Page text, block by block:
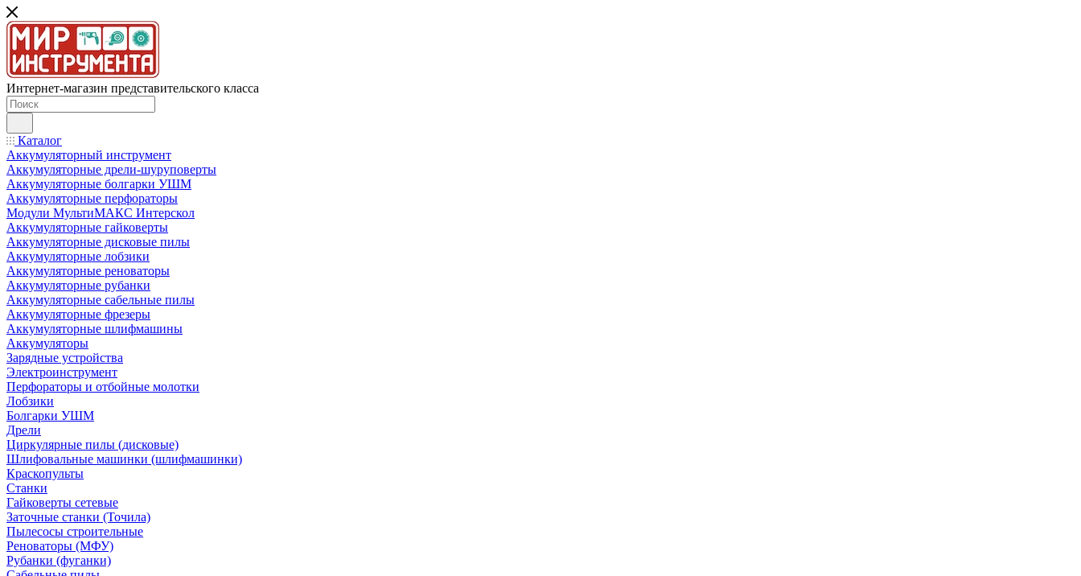
Интернет-магазин представительского класса
Каталог
Аккумуляторный инструмент
Аккумуляторные дрели-шуруповерты
Аккумуляторные болгарки УШМ
Аккумуляторные перфораторы
Модули МультиМАКС Интерскол
Аккумуляторные гайковерты
Аккумуляторные дисковые пилы
Аккумуляторные лобзики
Аккумуляторные реноваторы
Аккумуляторные рубанки
Аккумуляторные сабельные пилы
Аккумуляторные фрезеры
Аккумуляторные шлифмашины
Аккумуляторы
Зарядные устройства
Электроинструмент
Перфораторы и отбойные молотки
Лобзики
Болгарки УШМ
Дрели
Циркулярные пилы (дисковые)
Шлифовальные машинки (шлифмашинки)
Краскопульты
Станки
Гайковерты сетевые
Заточные станки (Точила)
Пылесосы строительные
Реноваторы (МФУ)
Рубанки (фуганки)